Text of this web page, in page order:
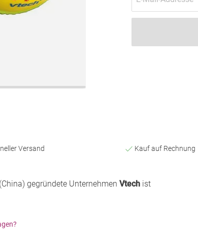
Versand Kauf auf Rechnung
gegründete Unternehmen Vtech ist